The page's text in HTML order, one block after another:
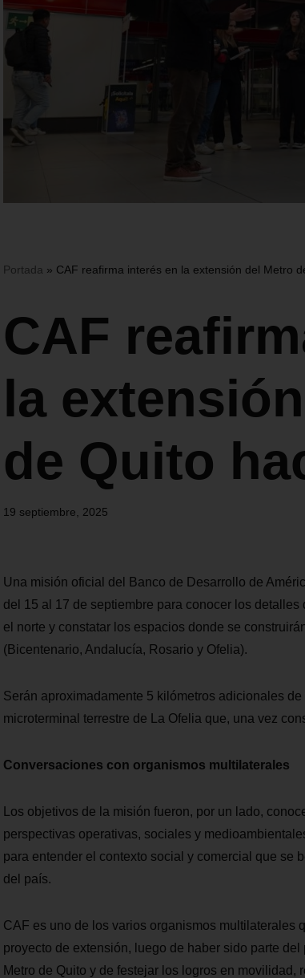
Portada » CAF reafirma interés en la extensión del Metro
CAF
la
de Quito
19 septiembre, 2025
Una misión oficial del Banco de Desarrollo de
del 15 al 17 de septiembre para conocer los
el norte y constatar los espacios donde se
(Bicentenario, Andalucía, Rosario y Ofelia).
Serán aproximadamente 5 kilómetros adicionales
microterminal terrestre de La Ofelia que, una vez
Conversaciones con organismos multilaterales
Los objetivos de la misión fueron, por un lado,
perspectivas operativas, sociales y
para entender el contexto social y comercial que se
del país.
CAF es uno de los varios organismos multilaterales
proyecto de extensión, luego de haber sido parte
Metro de Quito y de festejar los logros en